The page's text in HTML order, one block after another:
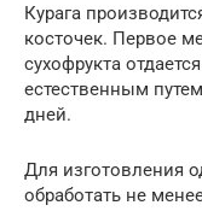
Курага
косточек. Первое
сухофрукта
естественным
дней.
Для изготовления
обработать не